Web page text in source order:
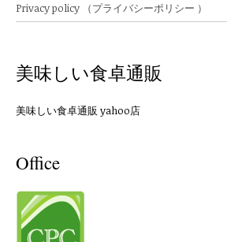
Privacy policy （プライバシーポリシー ）
美味しい食卓通販
美味しい食卓通販 yahoo店
Office